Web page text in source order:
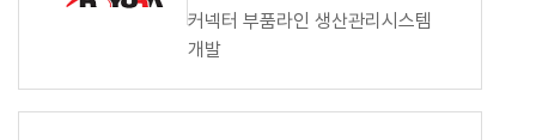
커넥터 부품라인 생산관리시스템
개발